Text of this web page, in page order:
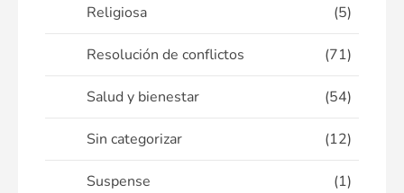
Religiosa (5)
Resolución de conflictos (71)
Salud y bienestar (54)
Sin categorizar (12)
Suspense (1)